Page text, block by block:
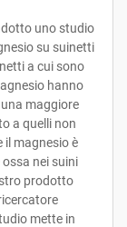
uno studio
su suinetti
a cui sono
hanno
maggiore
a quelli non
magnesio è
nei suini
prodotto
mette in